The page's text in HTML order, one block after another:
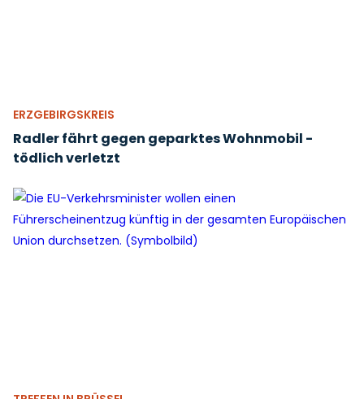
ERZGEBIRGSKREIS
Radler fährt gegen geparktes Wohnmobil -
tödlich verletzt